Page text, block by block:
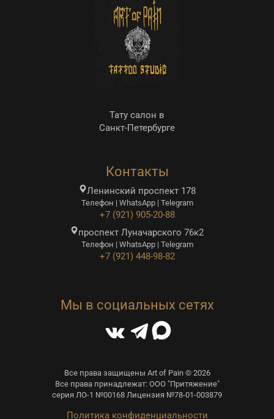
Тату салон в
Санкт-Петербурге
Контакты
Ленинский проспект 178
Телефон | WhatsApp | Telegram
+7 (921) 905-20-88
проспект Луначарского 76к2
Телефон | WhatsApp | Telegram
+7 (921) 448-98-82
Мы в социальных сетях
Все права защищены Art of Pain © 2026
Все права принадлежат: ООО "Притяжение"
серия ЛО-1 №00168 Лицензия №78-01-003879
Политика конфиденциальности